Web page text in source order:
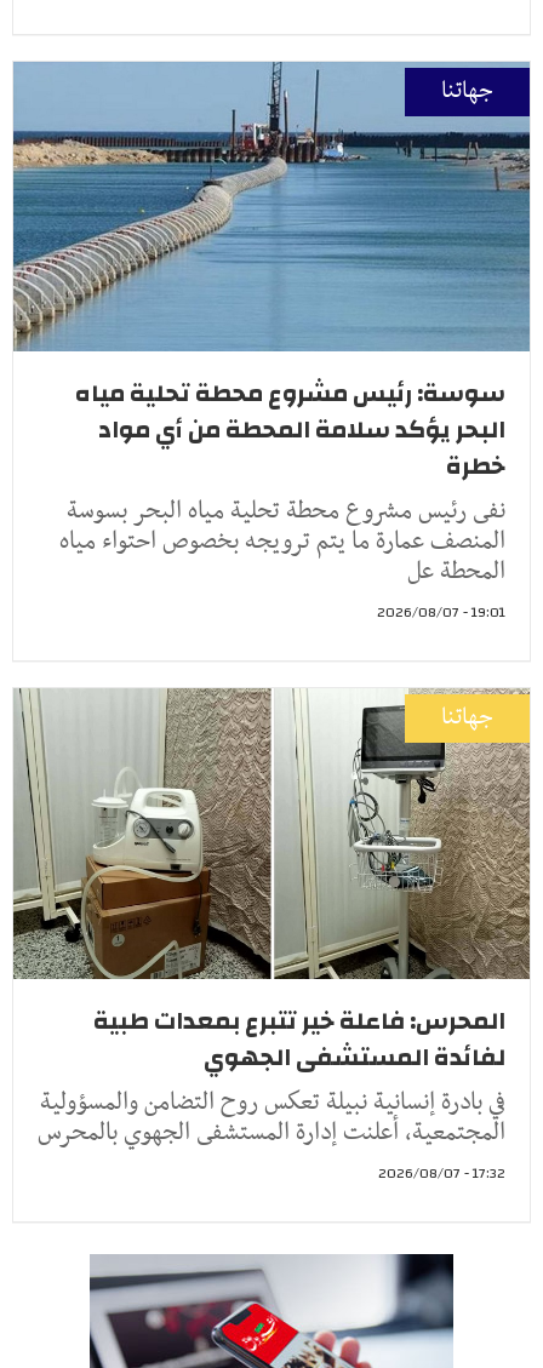
جهاتنا
سوسة: رئيس مشروع محطة تحلية مياه
البحر يؤكد سلامة المحطة من أي مواد
خطرة
نفى رئيس مشروع محطة تحلية مياه البحر بسوسة
المنصف عمارة ما يتم ترويجه بخصوص احتواء مياه
المحطة عل
19:01 - 2026/08/07
جهاتنا
المحرس: فاعلة خير تتبرع بمعدات طبية
لفائدة المستشفى الجهوي
في بادرة إنسانية نبيلة تعكس روح التضامن والمسؤولية
المجتمعية، أعلنت إدارة المستشفى الجهوي بالمحرس
17:32 - 2026/08/07